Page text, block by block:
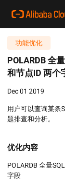
功能优化
POLARDB 全
和节点ID 两个
Dec 01 2019
用户可以查询某条
题排查和分析。
优化内容
POLARDB 全量
字段